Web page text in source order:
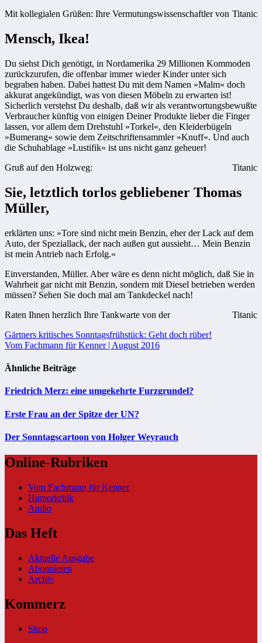
Mit kollegialen Grüßen: Ihre Vermutungswissenschaftler von Titanic
Mensch, Ikea!
Du siehst Dich genötigt, in Nordamerika 29 Millionen Kommoden
zurückzurufen, die offenbar immer wieder Kinder unter sich
begraben haben. Dabei hattest Du mit dem Namen »Malm« doch
akkurat angekündigt, was von diesen Möbeln zu erwarten ist!
Sicherlich verstehst Du deshalb, daß wir als verantwortungsbewußte
Verbraucher künftig von einigen Deiner Produkte lieber die Finger
lassen, vor allem dem Drehstuhl »Torkel«, den Kleiderbügeln
»Bumerang« sowie dem Zeitschriftensammler »Knuff«. Und auch
die Schuhablage »Lustifik« ist uns nicht ganz geheuer!
Gruß auf den Holzweg:
Titanic
Sie, letztlich torlos gebliebener Thomas
Müller,
erklärten uns: »Tore sind nicht mein Benzin, eher der Lack auf dem
Auto, der Speziallack, der nach außen gut aussieht… Mein Benzin
ist mein Antrieb nach Erfolg.«
Einverstanden, Müller. Aber wäre es denn nicht möglich, daß Sie in
Wahrheit gar nicht mit Benzin, sondern mit Diesel betrieben werden
müssen? Sehen Sie doch mal am Tankdeckel nach!
Raten Ihnen herzlich Ihre Tankwarte von der
Titanic
Beitragsnavigation
Gärtners kritisches Sonntagsfrühstück: Geht doch rüber!
Vom Fachmann für Kenner | August 2016
Ähnliche Beiträge
Friedrich Merz: eine umgekehrte Furzgrundel?
Erste Frau an der Spitze der UN?
Der Sonntagscartoon von Holger Weyrauch
Online-Rubriken
Vom Fachmann für Kenner
Humorkritik
Audio
Das Heft
Aktuelle Ausgabe
Abonnieren
Archiv
Kommerz
Shop